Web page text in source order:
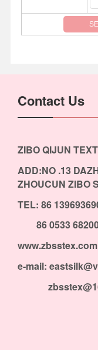
Contact Us
ZIBO QIJUN
ADD:NO .13
ZHOUCUN ZIBO
TEL: 86
86 0533
www.zbsstex.com
e-mail: